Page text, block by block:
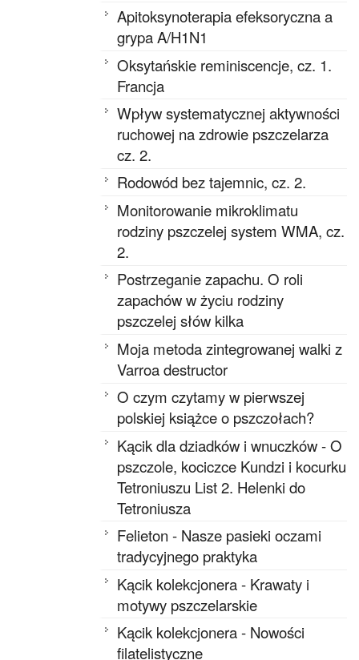
Apitoksynoterapia efeksoryczna a
grypa A/H1N1
Oksytańskie reminiscencje, cz. 1.
Francja
Wpływ systematycznej aktywności
ruchowej na zdrowie pszczelarza
cz. 2.
Rodowód bez tajemnic, cz. 2.
Monitorowanie mikroklimatu
rodziny pszczelej system WMA, cz.
2.
Postrzeganie zapachu. O roli
zapachów w życiu rodziny
pszczelej słów kilka
Moja metoda zintegrowanej walki z
Varroa destructor
O czym czytamy w pierwszej
polskiej książce o pszczołach?
Kącik dla dziadków i wnuczków - O
pszczole, kociczce Kundzi i kocurku
Tetroniuszu List 2. Helenki do
Tetroniusza
Felieton - Nasze pasieki oczami
tradycyjnego praktyka
Kącik kolekcjonera - Krawaty i
motywy pszczelarskie
Kącik kolekcjonera - Nowości
filatelistyczne